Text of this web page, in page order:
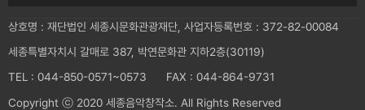
상호명 : 재단법인 세종시문화관광재단, 사업자등록번호 : 372-82-00084
세종특별자치시 갈매로 387, 박연문화관 지하2층(30119)
TEL : 044-850-0571~0573 FAX : 044-864-9731
Copyright ⓒ 2020 세종음악창작소. All Rights Reserved